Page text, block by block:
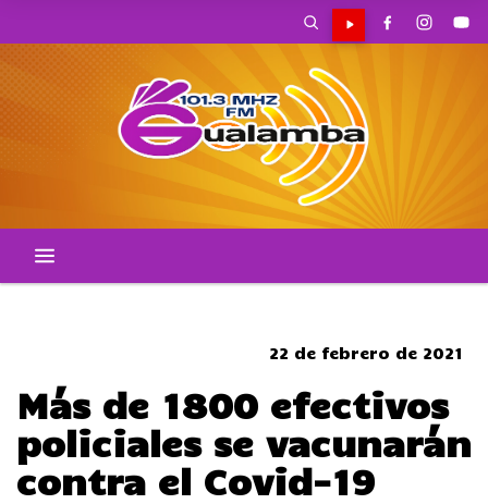
22 de febrero de 2021
Más de 1800 efectivos
policiales se vacunarán
contra el Covid-19